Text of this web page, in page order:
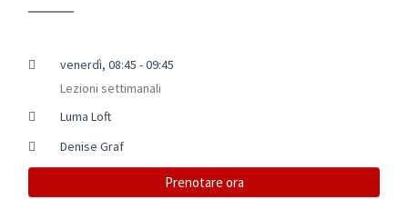
venerdì, 08:45 - 09:45
Lezioni settimanali
Luma Loft
Denise Graf
Prenotare ora